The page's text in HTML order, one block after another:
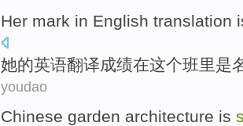
Her mark in English translation
她的英语翻译成绩在这个班里是
youdao
Chinese garden architecture is